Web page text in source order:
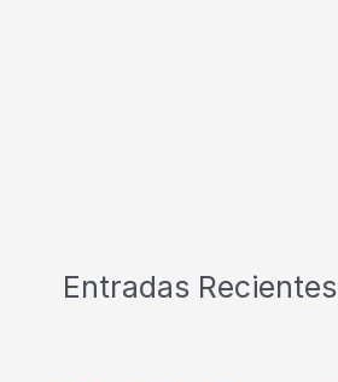
10.0/All/
Entradas Recientes